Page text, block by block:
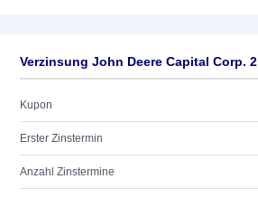
Verzinsung John Deere Capital Corp.
Kupon
Erster Zinstermin
Anzahl Zinstermine